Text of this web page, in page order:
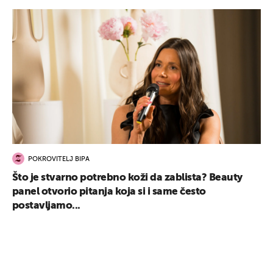
POKROVITELJ BIPA
Što je stvarno potrebno koži da zablista? Beauty
panel otvorio pitanja koja si i same često
postavljamo...